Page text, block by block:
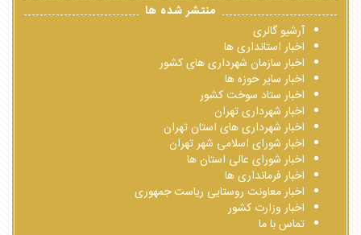
منتشر شده ها
آرشیو گالری
اخبار استانداری ها
اخبار سازمان شهرداری های کشور
اخبار سایر حوزه ها
اخبار ستاد سوخت کشور
اخبار شهرداری تهران
اخبار شهرداری های استان تهران
اخبار شورای اسلامی شهر تهران
اخبار شورای عالی استان ها
اخبار فرمانداری ها
اخبار معاونت روستایی ریاست جمهوری
اخبار وزارت کشور
تماس با ما